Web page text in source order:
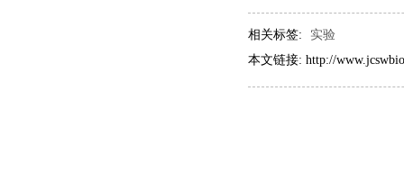
相关标签:
实验
本文链接: http://